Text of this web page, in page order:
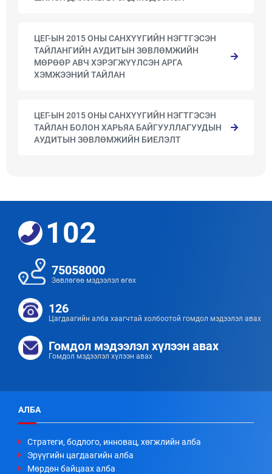
ЦЕГ-ЫН 2015 ОНЫ САНХҮҮГИЙН НЭГТГЭСЭН
ТАЙЛАНГИЙН АУДИТЫН ЗӨВЛӨМЖИЙН
МӨРӨӨР АВЧ ХЭРЭГЖҮҮЛСЭН АРГА
ХЭМЖЭЭНИЙ ТАЙЛАН
ЦЕГ-ЫН 2015 ОНЫ САНХҮҮГИЙН НЭГТГЭСЭН
ТАЙЛАН БОЛОН ХАРЬЯА БАЙГУУЛЛАГУУДЫН
АУДИТЫН ЗӨВЛӨМЖИЙН БИЕЛЭЛТ
102
75058000
Зөвлөгөө мэдээлэл өгөх
126
Цагдаагийн алба хаагчтай холбоотой гомдол мэдээлэл авах
Гомдол мэдээлэл хүлээн авах
Гомдол мэдээлэл хүлээн авах
АЛБА
Стратеги, бодлого, инновац, хөгжлийн алба
Эрүүгийн цагдаагийн алба
Мөрдөн байцаах алба